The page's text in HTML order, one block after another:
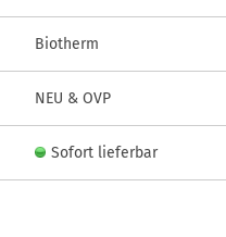
Biotherm
NEU & OVP
Sofort lieferbar